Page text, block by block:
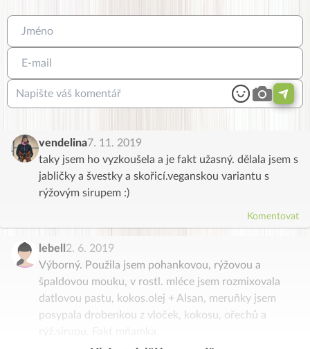
vendelina7. 11. 2019
taky jsem ho vyzkoušela a je fakt užasný. dělala jsem s
jabličky a švestky a skořicí.veganskou variantu s
rýžovým sirupem :)
Komentovat
lebell 2. 6. 2019
Výborný. Použila jsem pohankovou, rýžovou a
špaldovou mouku, v rostl. mléce jsem rozmixovala
datlovou pastu, kokos.olej + Alsan, meruňky jsem
posypala drobenkou z vloček, kokosu, ořechů a